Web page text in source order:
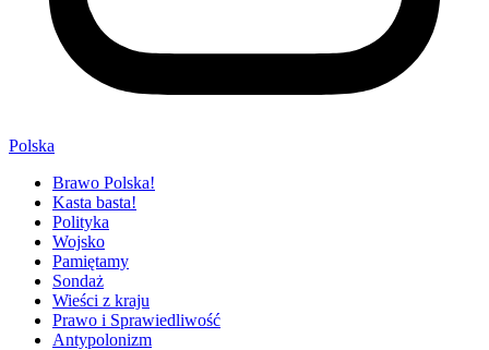
Polska
Brawo Polska!
Kasta basta!
Polityka
Wojsko
Pamiętamy
Sondaż
Wieści z kraju
Prawo i Sprawiedliwość
Antypolonizm